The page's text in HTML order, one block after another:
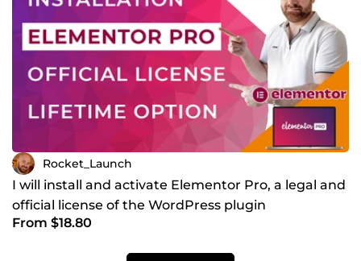
Rocket_Launch
I will install and activate Elementor Pro, a legal and
official license of the WordPress plugin
From $18.80